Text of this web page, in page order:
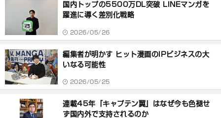
国内トップの5500万DL突破 LINEマンガを
躍進に導く差別化戦略
2026/05/26
編集者が明かす ヒット漫画のIPビジネスの大
いなる可能性
2026/05/25
連載45年『キャプテン翼』はなぜ今も色褪せ
ず国内外で支持されるのか